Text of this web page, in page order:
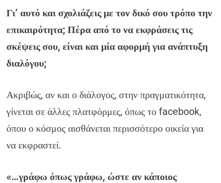
Γι’ αυτό και σχολιάζεις με τον δικό σου τρόπο την
επικαιρότητα; Πέρα από το να εκφράσεις τις
σκέψεις σου, είναι και μία αφορμή για ανάπτυξη
διαλόγου;
Ακριβώς, αν και ο διάλογος, στην πραγματικότητα,
γίνεται σε άλλες πλατφόρμες, όπως το facebook,
όπου ο κόσμος αισθάνεται περισσότερο οικεία για
να εκφραστεί.
«…γράφω όπως γράφω, ώστε αν κάποιος